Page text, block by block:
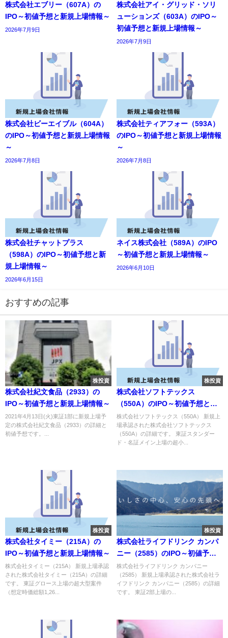
株式会社エブリー（607A）の
IPO～初値予想と新規上場情報～
2026年7月9日
株式会社アイ・グリッド・ソリ
ューションズ（603A）のIPO～
初値予想と新規上場情報～
2026年7月9日
株式会社ビーエイブル（604A）
のIPO～初値予想と新規上場情報
～
2026年7月8日
株式会社ティアフォー（593A）
のIPO～初値予想と新規上場情報
～
2026年7月8日
株式会社チャットプラス
（598A）のIPO～初値予想と新
規上場情報～
2026年6月15日
ネイス株式会社（589A）のIPO
～初値予想と新規上場情報～
2026年6月10日
おすすめの記事
株投資
株式会社紀文食品（2933）の
IPO～初値予想と新規上場情報～
2021年4月13日(火)東証1部に新規上場予
定の株式会社紀文食品（2933）の詳細と
初値予想です。...
株投資
株式会社ソフトテックス
（550A）のIPO～初値予想と新
規上場情報～
株式会社ソフトテックス（550A） 新規上
場承認された株式会社ソフトテックス
（550A）の詳細です。 東証スタンダー
ド・名証メイン上場の超小...
株投資
株式会社タイミー（215A）の
IPO～初値予想と新規上場情報～
株式会社タイミー（215A） 新規上場承認
された株式会社タイミー（215A）の詳細
です。 東証グロース上場の超大型案件
（想定時価総額1,26...
株投資
株式会社ライフドリンク カンパ
ニー（2585）のIPO～初値予想
と新規上場情報～
株式会社ライフドリンク カンパニー
（2585） 新規上場承認された株式会社ラ
イフドリンク カンパニー（2585）の詳細
です。 東証2部上場の...